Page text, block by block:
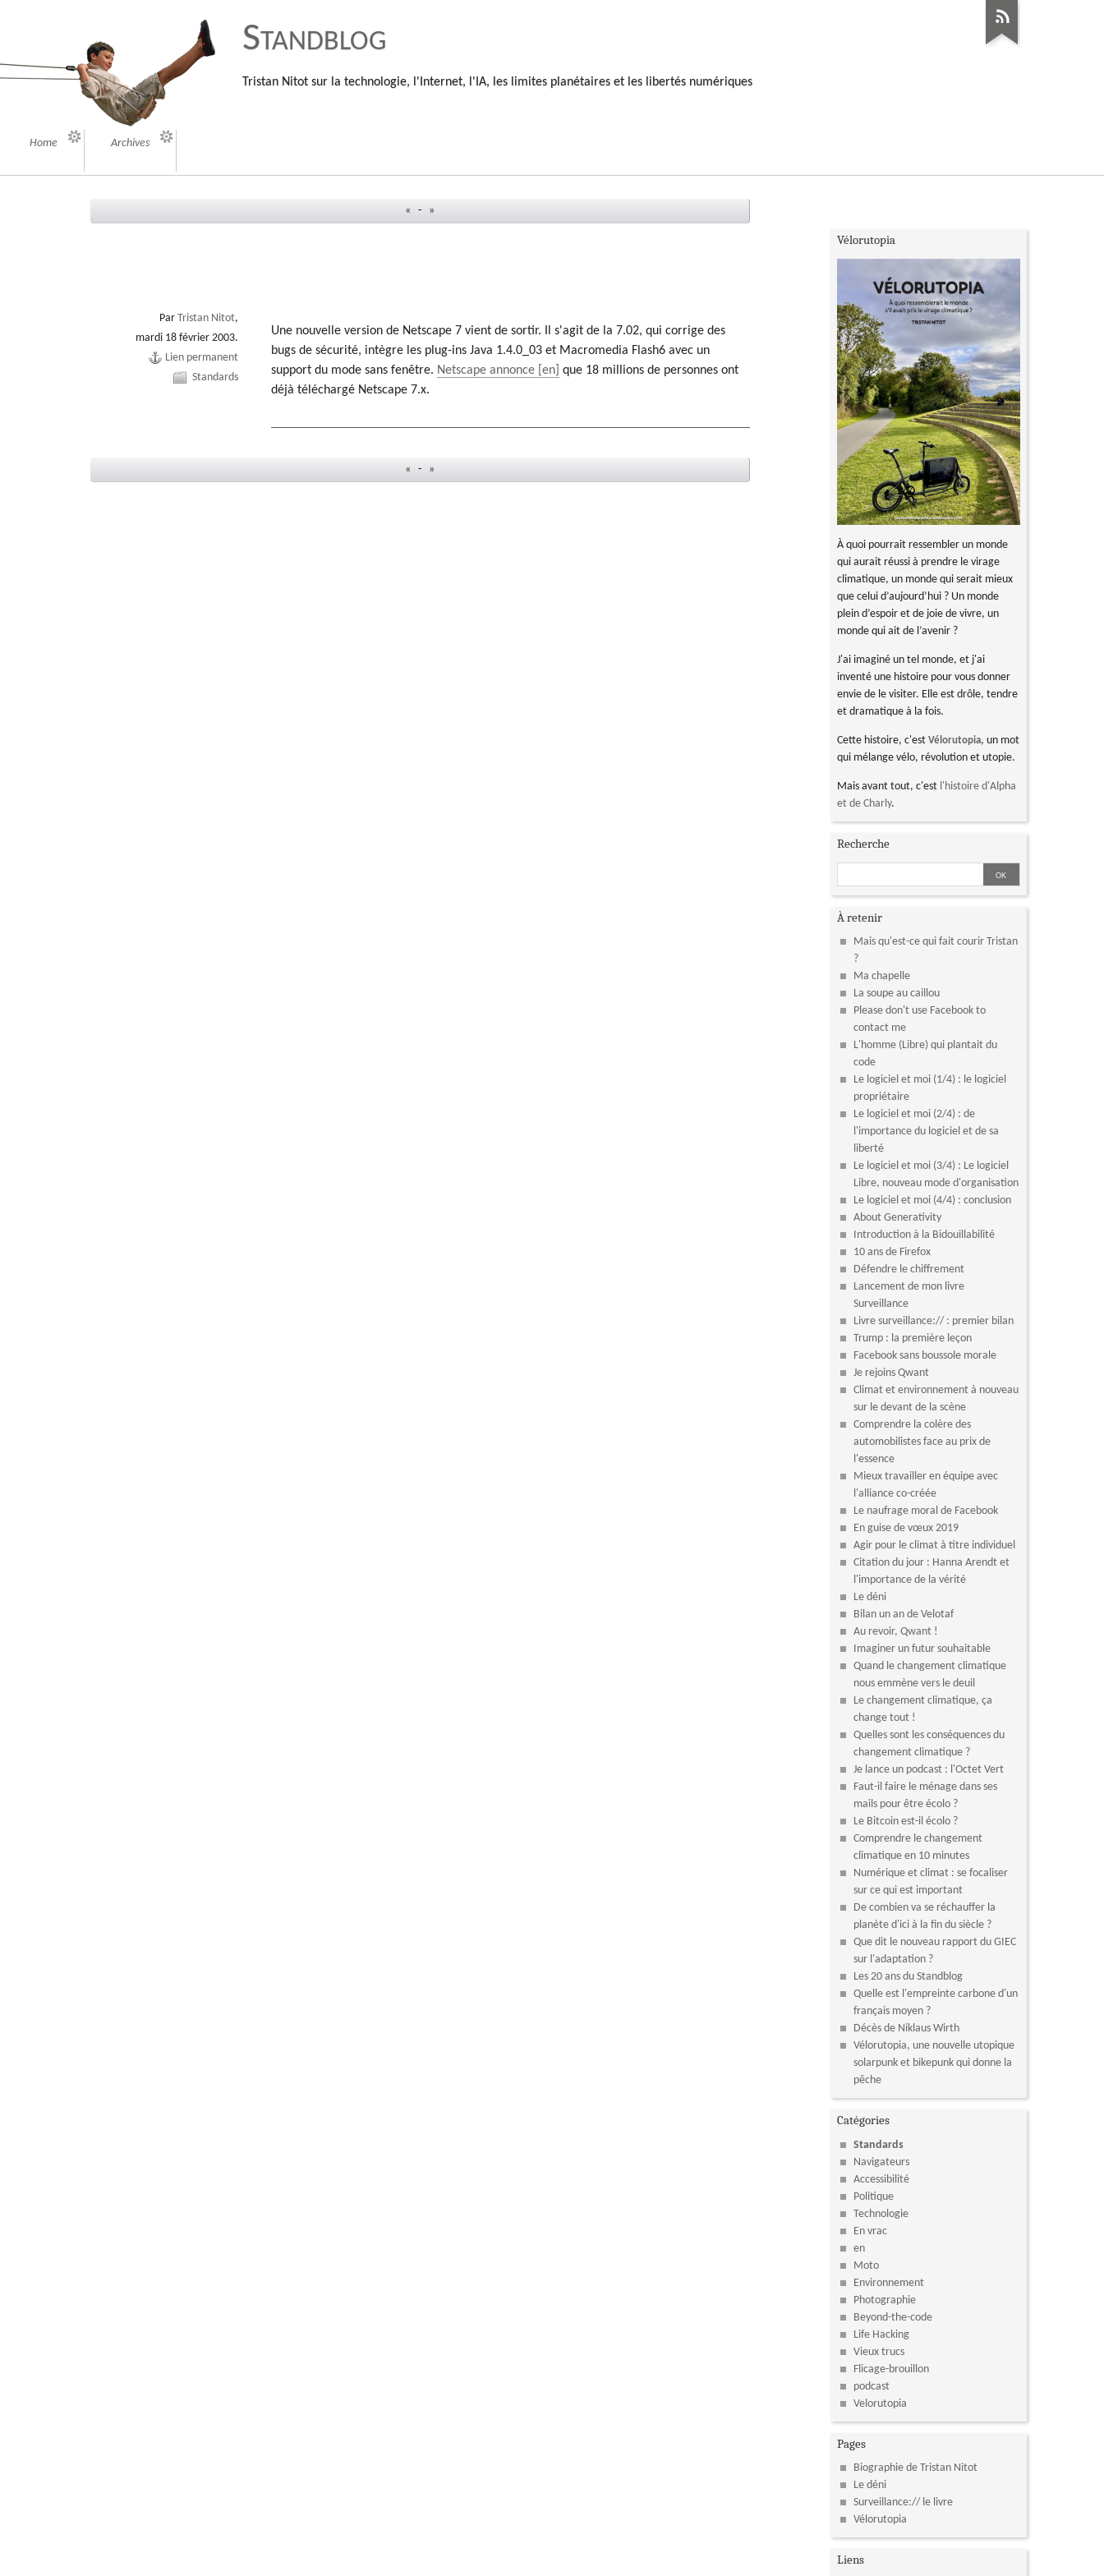
Standblog
Tristan Nitot sur la technologie, l'Internet, l'IA, les limites planétaires et les libertés numériques
Home Archives
« - »
ParTristan Nitot,
mardi 18 février 2003.
Lien permanent
Standards
Une nouvelle version de Netscape 7 vient de sortir. Il s'agit de la 7.02, qui corrige des
bugs de sécurité, intègre les plug-ins Java 1.4.0_03 et Macromedia Flash6 avec un
support du mode sans fenêtre. Netscape annonce
que 18 millions de personnes ont
déjà téléchargé Netscape 7.x.
« - »
Vélorutopia
À quoi pourrait ressembler un monde
qui aurait réussi à prendre le virage
climatique, un monde qui serait mieux
que celui d’aujourd’hui ? Un monde
plein d’espoir et de joie de vivre, un
monde qui ait de l’avenir ?
J'ai imaginé un tel monde, et j'ai
inventé une histoire pour vous donner
envie de le visiter. Elle est drôle, tendre
et dramatique à la fois.
Cette histoire, c'estVélorutopia, un mot
qui mélange vélo, révolution et utopie.
Mais avant tout, c'est l'histoire d'Alpha
et de Charly.
Recherche
À retenir
Mais qu'est-ce qui fait courir Tristan
?
Ma chapelle
La soupe au caillou
Please don't use Facebook to
contact me
L'homme (Libre) qui plantait du
code
Le logiciel et moi (1/4) : le logiciel
propriétaire
Le logiciel et moi (2/4) : de
l'importance du logiciel et de sa
liberté
Le logiciel et moi (3/4) : Le logiciel
Libre, nouveau mode d'organisation
Le logiciel et moi (4/4) : conclusion
About Generativity
Introduction à la Bidouillabilité
10 ans de Firefox
Défendre le chiffrement
Lancement de mon livre
Surveillance
Livre surveillance:// : premier bilan
Trump : la première leçon
Facebook sans boussole morale
Je rejoins Qwant
Climat et environnement à nouveau
sur le devant de la scène
Comprendre la colère des
automobilistes face au prix de
l'essence
Mieux travailler en équipe avec
l'alliance co-créée
Le naufrage moral de Facebook
En guise de vœux 2019
Agir pour le climat à titre individuel
Citation du jour : Hanna Arendt et
l'importance de la vérité
Le déni
Bilan un an de Velotaf
Au revoir, Qwant !
Imaginer un futur souhaitable
Quand le changement climatique
nous emmène vers le deuil
Le changement climatique, ça
change tout !
Quelles sont les conséquences du
changement climatique ?
Je lance un podcast : l'Octet Vert
Faut-il faire le ménage dans ses
mails pour être écolo ?
Le Bitcoin est-il écolo ?
Comprendre le changement
climatique en 10 minutes
Numérique et climat : se focaliser
sur ce qui est important
De combien va se réchauffer la
planète d'ici à la fin du siècle ?
Que dit le nouveau rapport du GIEC
sur l'adaptation ?
Les 20 ans du Standblog
Quelle est l'empreinte carbone d'un
français moyen ?
Décès de Niklaus Wirth
Vélorutopia, une nouvelle utopique
solarpunk et bikepunk qui donne la
pêche
Catégories
Standards
Navigateurs
Accessibilité
Politique
Technologie
En vrac
en
Moto
Environnement
Photographie
Beyond-the-code
Life Hacking
Vieux trucs
Flicage-brouillon
podcast
Velorutopia
Pages
Biographie de Tristan Nitot
Le déni
Surveillance:// le livre
Vélorutopia
Liens